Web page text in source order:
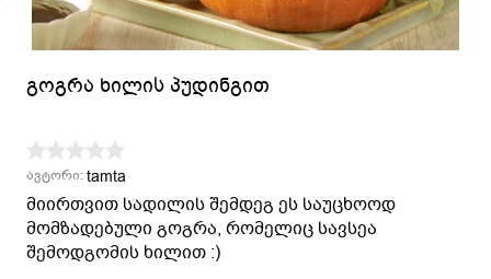
გოგრა ხილის პუდინგით
ავტორი:tamta
მიირთვით სადილის შემდეგ ეს საუცხოოდ
მომზადებული გოგრა, რომელიც სავსეა
შემოდგომის ხილით :)